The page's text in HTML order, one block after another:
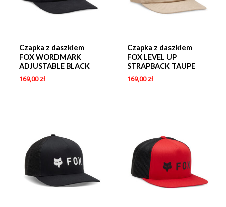
Czapka z daszkiem
FOX WORDMARK
ADJUSTABLE BLACK
169,00 zł
Czapka z daszkiem
FOX LEVEL UP
STRAPBACK TAUPE
169,00 zł